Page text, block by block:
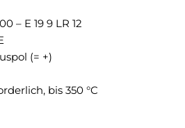
– E 19 9 LR 12
(= +)
bis 350 °C